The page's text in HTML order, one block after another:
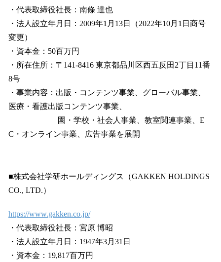
・代表取締役社長：南條 達也
・法人設立年月日：2009年1月13日（2022年10月1日商号
変更）
・資本金：50百万円
・所在住所：〒141-8416 東京都品川区西五反田2丁目11番
8号
・事業内容：出版・コンテンツ事業、グローバル事業、
医療・看護出版コンテンツ事業、
園・学校・社会人事業、教室関連事業、E
C・オンライン事業、広告事業を展開
■株式会社学研ホールディングス（GAKKEN HOLDINGS
CO., LTD.）
https://www.gakken.co.jp/
・代表取締役社長：宮原 博昭
・法人設立年月日：1947年3月31日
・資本金：19,817百万円